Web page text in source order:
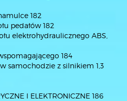
182
pedałów 182
elektrohydraulicznego ABS,
184
samochodzie z silnikiem 1,3
I ELEKTRONICZNE 186